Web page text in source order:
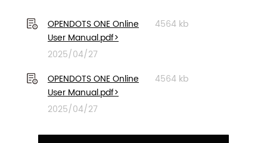
OPENDOTS ONE Online
User Manual.pdf>
4564 kb
2025/04/27
OPENDOTS ONE Online
User Manual.pdf>
4564 kb
2025/04/27